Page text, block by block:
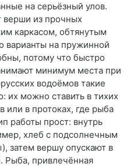
на серьёзный улов.
верши из прочных
каркасом, обтянутым
варианты на пружинной
потому что быстро
минимум места при
водоёмов такие
их можно ставить в тихих
или в протоках, где рыба
работы прост: внутрь
хлеб с подсолнечным
затем вершу опускают в
Рыба, привлечённая